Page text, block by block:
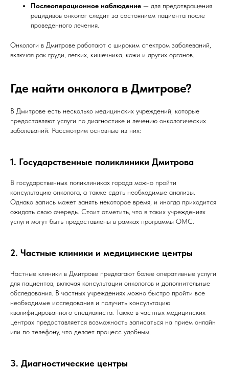
Послеоперационное наблюдение — для предотвращения
рецидивов онколог следит за состоянием пациента после
проведенного лечения.
Онкологи в Дмитрове работают с широким спектром заболеваний,
включая рак груди, легких, кишечника, кожи и других органов.
Где найти онколога в Дмитрове?
В Дмитрове есть несколько медицинских учреждений, которые
предоставляют услуги по диагностике и лечению онкологических
заболеваний. Рассмотрим основные из них:
1. Государственные поликлиники Дмитрова
В государственных поликлиниках города можно пройти
консультацию онколога, а также сдать необходимые анализы.
Однако запись может занять некоторое время, и иногда приходится
ожидать свою очередь. Стоит отметить, что в таких учреждениях
услуги могут быть предоставлены в рамках программы ОМС.
2. Частные клиники и медицинские центры
Частные клиники в Дмитрове предлагают более оперативные услуги
для пациентов, включая консультации онкологов и дополнительные
обследования. В частных учреждениях можно быстро пройти все
необходимые исследования и получить консультацию
квалифицированного специалиста. Также в частных медицинских
центрах предоставляется возможность записаться на прием онлайн
или по телефону, что делает процесс удобным.
3. Диагностические центры